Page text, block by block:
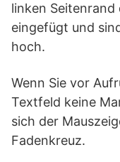
linken Seitenrand
eingefügt und
hoch.
Wenn Sie vor
Textfeld keine
sich der
Fadenkreuz.